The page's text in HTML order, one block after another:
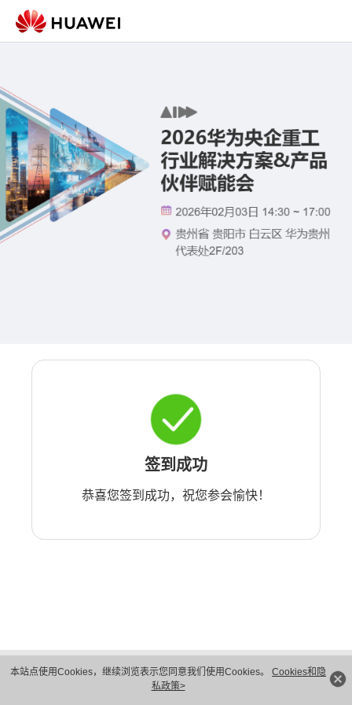
本站点使用Cookies，继续浏览表示您同意我们使用Cookies。 Cookies和隐
私政策>
签到成功
恭喜您签到成功，祝您参会愉快！
版权所有 © 华为技术有限公司 1998-2026。 保留一切权利。粤A2-20044005号
隐私保护